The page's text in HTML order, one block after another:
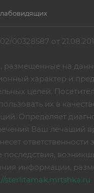
00328587 от
размещенные на
характер и
целей.
их в
Определяет
Ваш лечащий
последствия,
информации,
sterlitamak.mrtshka.ru